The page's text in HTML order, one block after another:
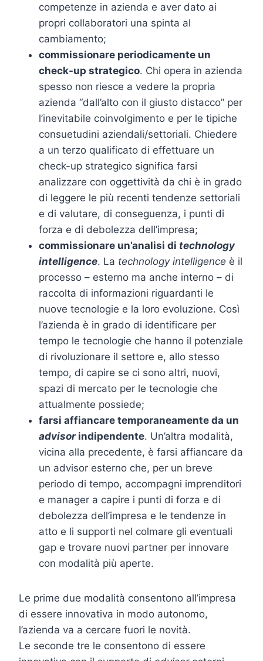
competenze in azienda e aver dato ai
propri collaboratori una spinta al
cambiamento;
commissionare periodicamente un
check-up strategico. Chi opera in azienda
spesso non riesce a vedere la propria
azienda “dall’alto con il giusto distacco” per
l’inevitabile coinvolgimento e per le tipiche
consuetudini aziendali/settoriali. Chiedere
a un terzo qualificato di effettuare un
check-up strategico significa farsi
analizzare con oggettività da chi è in grado
di leggere le più recenti tendenze settoriali
e di valutare, di conseguenza, i punti di
forza e di debolezza dell’impresa;
commissionare un’analisi di technology
intelligence. La technology intelligence è il
processo – esterno ma anche interno – di
raccolta di informazioni riguardanti le
nuove tecnologie e la loro evoluzione. Così
l’azienda è in grado di identificare per
tempo le tecnologie che hanno il potenziale
di rivoluzionare il settore e, allo stesso
tempo, di capire se ci sono altri, nuovi,
spazi di mercato per le tecnologie che
attualmente possiede;
farsi affiancare temporaneamente da un
advisorindipendente. Un’altra modalità,
vicina alla precedente, è farsi affiancare da
un advisor esterno che, per un breve
periodo di tempo, accompagni imprenditori
e manager a capire i punti di forza e di
debolezza dell’impresa e le tendenze in
atto e li supporti nel colmare gli eventuali
gap e trovare nuovi partner per innovare
con modalità più aperte.
Le prime due modalità consentono all’impresa
di essere innovativa in modo autonomo,
l’azienda va a cercare fuori le novità.
Le seconde tre le consentono di essere